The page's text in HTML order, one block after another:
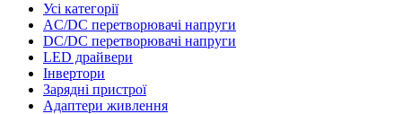
Усі категорії
AC/DC перетворювачі напруги
DC/DC перетворювачі напруги
LED драйвери
Інвертори
Зарядні пристрої
Адаптери живлення